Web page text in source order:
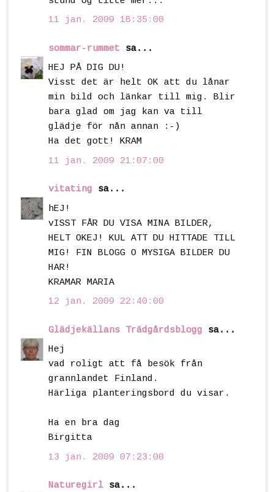
11 jan. 2009 18:35:00
sommar-rummet sa...
HEJ PÅ DIG DU!
Visst det är helt OK att du lånar
min bild och länkar till mig. Blir
bara glad om jag kan va till
glädje för nån annan :-)
Ha det gott! KRAM
11 jan. 2009 21:07:00
vitating sa...
hEJ!
vISST FÅR DU VISA MINA BILDER,
HELT OKEJ! KUL ATT DU HITTADE TILL
MIG! FIN BLOGG O MYSIGA BILDER DU
HAR!
KRAMAR MARIA
12 jan. 2009 22:40:00
Glädjekällans Trädgårdsblogg sa...
Hej
vad roligt att få besök från
grannlandet Finland.
Härliga planteringsbord du visar.
Ha en bra dag
Birgitta
13 jan. 2009 07:23:00
Naturegirl sa...